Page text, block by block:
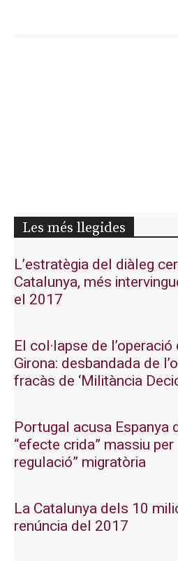
Les més llegides
L’estratègia del diàleg
Catalunya, més
el 2017
El col·lapse de
Girona: desbandada de
fracàs de ‘Militància
Portugal acusa Espanya
“efecte crida” massiu
regulació” migratòria
La Catalunya dels 10
renúncia del 2017